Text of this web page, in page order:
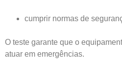
cumprir normas de
O teste garante que o
atuar em emergências.